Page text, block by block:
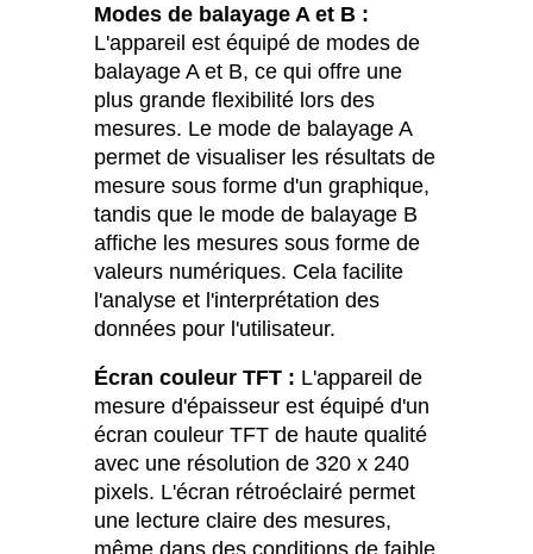
Modes de balayage A et B :
L'appareil est équipé de modes de
balayage A et B, ce qui offre une
plus grande flexibilité lors des
mesures. Le mode de balayage A
permet de visualiser les résultats de
mesure sous forme d'un graphique,
tandis que le mode de balayage B
affiche les mesures sous forme de
valeurs numériques. Cela facilite
l'analyse et l'interprétation des
données pour l'utilisateur.
Écran couleur TFT : L'appareil de
mesure d'épaisseur est équipé d'un
écran couleur TFT de haute qualité
avec une résolution de 320 x 240
pixels. L'écran rétroéclairé permet
une lecture claire des mesures,